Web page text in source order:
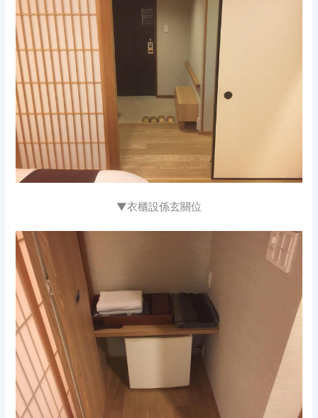
▼衣櫃設係玄關位